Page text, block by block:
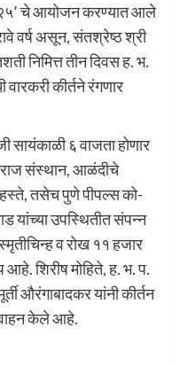
चे आयोजन करण्यात आले
वर्ष असून, संतश्रेष्ठ श्री
निमित्त तीन दिवस ह. भ.
कीर्तने रंगणार
सायंकाळी ६ वाजता होणार
संस्थान, आळंदीचे
हस्ते, तसेच पुणे पीपल्स को-
यांच्या उपस्थितीत संपन्न
व रोख ११ हजार
शिरीष मोहिते, ह. भ. प.
औरंगाबादकर यांनी कीर्तन
केले आहे.